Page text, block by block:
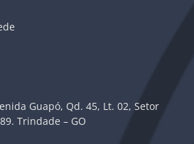
Guapó, Qd. 45, Lt. 02, Setor
Trindade – GO